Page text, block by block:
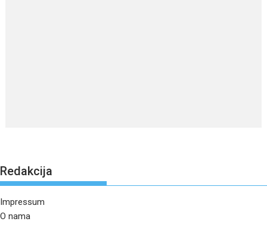
Redakcija
Impressum
O nama